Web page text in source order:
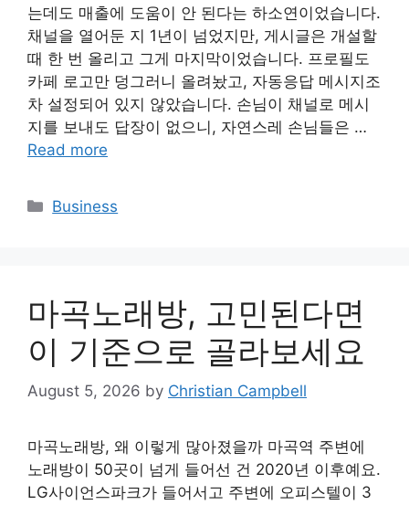
는데도 매출에 도움이 안 된다는 하소연이었습니다.
채널을 열어둔 지 1년이 넘었지만, 게시글은 개설할
때 한 번 올리고 그게 마지막이었습니다. 프로필도
카페 로고만 덩그러니 올려놨고, 자동응답 메시지조
차 설정되어 있지 않았습니다. 손님이 채널로 메시
지를 보내도 답장이 없으니, 자연스레 손님들은 …
Read more
Categories
Business
마곡노래방, 고민된다면
이 기준으로 골라보세요
August 5, 2026 by Christian Campbell
마곡노래방, 왜 이렇게 많아졌을까 마곡역 주변에
노래방이 50곳이 넘게 들어선 건 2020년 이후예요.
LG사이언스파크가 들어서고 주변에 오피스텔이 3